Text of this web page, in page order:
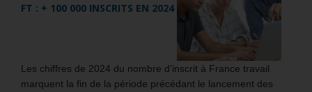
FT : + 100 000 INSCRITS EN 2024
Les chiffres de 2024 du nombre d’inscrit à France travail
marquent la fin de la période précédant le lancement des